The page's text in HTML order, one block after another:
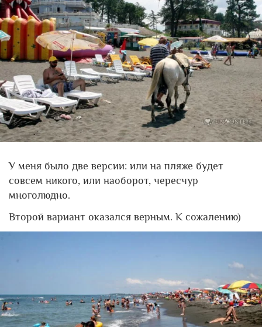
У меня было две версии: или на пляже будет
совсем никого, или наоборот, чересчур
многолюдно.
Второй вариант оказался верным. К сожалению)